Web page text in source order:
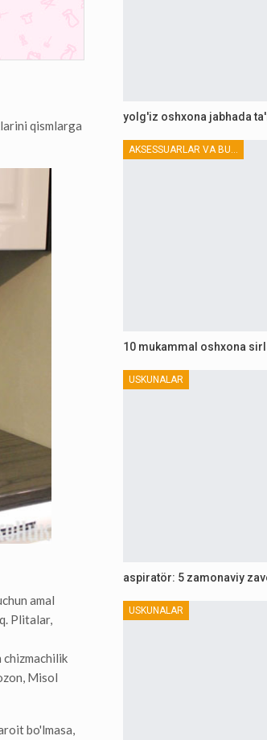
qismlarga
amal
Plitalar,
Misol
bo'lmasa,
yolg'iz oshxona jabhada
10 mukammal oshxona
USKUNALAR
aspiratör: 5 zamonaviy
USKUNALAR